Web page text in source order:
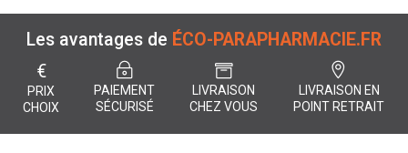
Les avantages de ÉCO-PARAPHARMACIE.FR
€
PRIX
CHOIX
PAIEMENT
SÉCURISÉ
LIVRAISON
CHEZ VOUS
LIVRAISON EN
POINT RETRAIT